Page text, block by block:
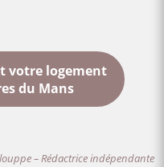
votre logement
du Mans
– Rédactrice indépendante